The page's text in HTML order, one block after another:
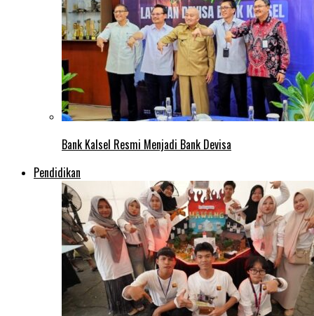
Bank Kalsel Resmi Menjadi Bank Devisa
Pendidikan